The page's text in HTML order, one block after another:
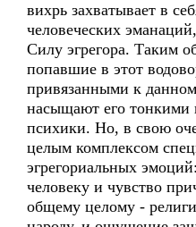
вихрь захватывает в
человеческих
Силу эгрегора. Таким
попавшие в этот
привязанными к
насыщают его тонкими
психики. Но, в свою
целым комплексом
эгрегориальных
человеку и чувство
общему целому -